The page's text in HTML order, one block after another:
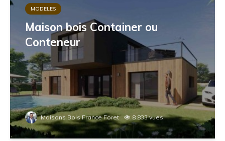
MODELES
Maison bois Container ou
Conteneur
Maisons Bois France Foret 8 833 vues